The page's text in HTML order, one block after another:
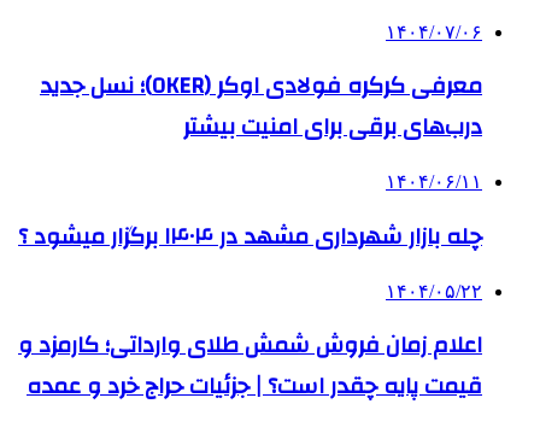
۱۴۰۴/۰۷/۰۶
معرفی کرکره فولادی اوکر (OKER)؛ نسل جدید
درب‌های برقی برای امنیت بیشتر
۱۴۰۴/۰۶/۱۱
چله بازار شهرداری مشهد در ۱۴۰۴ برگزار میشود ؟
۱۴۰۴/۰۵/۲۲
اعلام زمان فروش شمش طلای وارداتی؛ کارمزد و
قیمت پایه چقدر است؟ | جزئیات حراج خرد و عمده